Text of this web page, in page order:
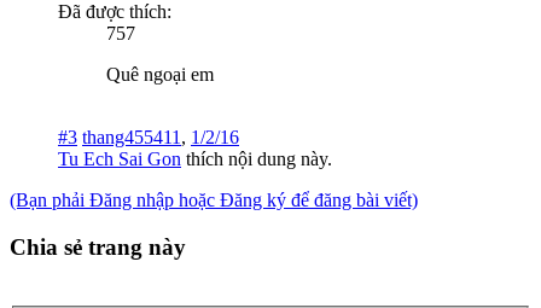
Đã được thích:
757
Quê ngoại em
#3 thang455411 , 1/2/16
Tu Ech Sai Gon thích nội dung này.
(Bạn phải Đăng nhập hoặc Đăng ký để đăng bài viết)
Chia sẻ trang này